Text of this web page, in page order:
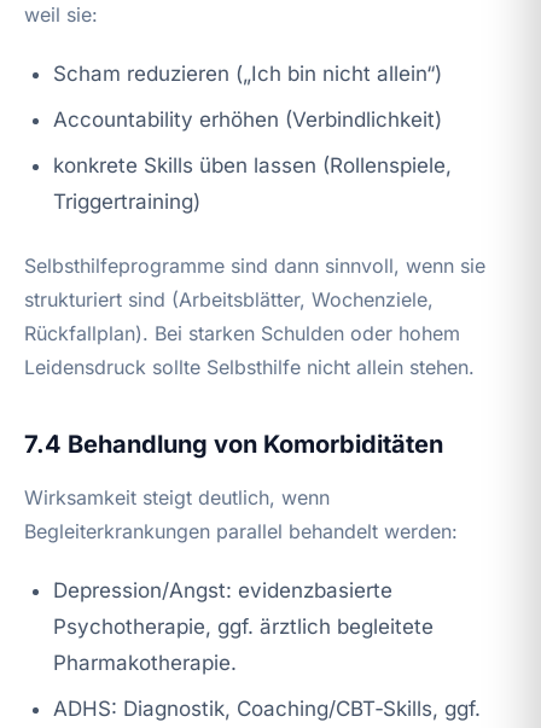
weil sie:
Scham reduzieren („Ich bin nicht allein“)
Accountability erhöhen (Verbindlichkeit)
konkrete Skills üben lassen (Rollenspiele,
Triggertraining)
Selbsthilfeprogramme sind dann sinnvoll, wenn sie
strukturiert sind (Arbeitsblätter, Wochenziele,
Rückfallplan). Bei starken Schulden oder hohem
Leidensdruck sollte Selbsthilfe nicht allein stehen.
7.4 Behandlung von Komorbiditäten
Wirksamkeit steigt deutlich, wenn
Begleiterkrankungen parallel behandelt werden:
Depression/Angst: evidenzbasierte
Psychotherapie, ggf. ärztlich begleitete
Pharmakotherapie.
ADHS: Diagnostik, Coaching/CBT‑Skills, ggf.